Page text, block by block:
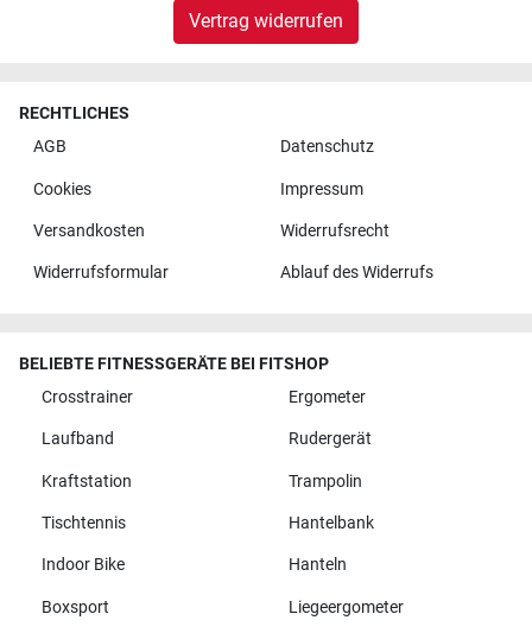
Vertrag widerrufen
RECHTLICHES
AGB
Datenschutz
Cookies Impressum
Versandkosten Widerrufsrecht
Widerrufsformular Ablauf des Widerrufs
BELIEBTE FITNESSGERÄTE BEI FITSHOP
Crosstrainer
Ergometer
Laufband Rudergerät
Kraftstation Trampolin
Tischtennis Hantelbank
Indoor Bike Hanteln
Boxsport Liegeergometer